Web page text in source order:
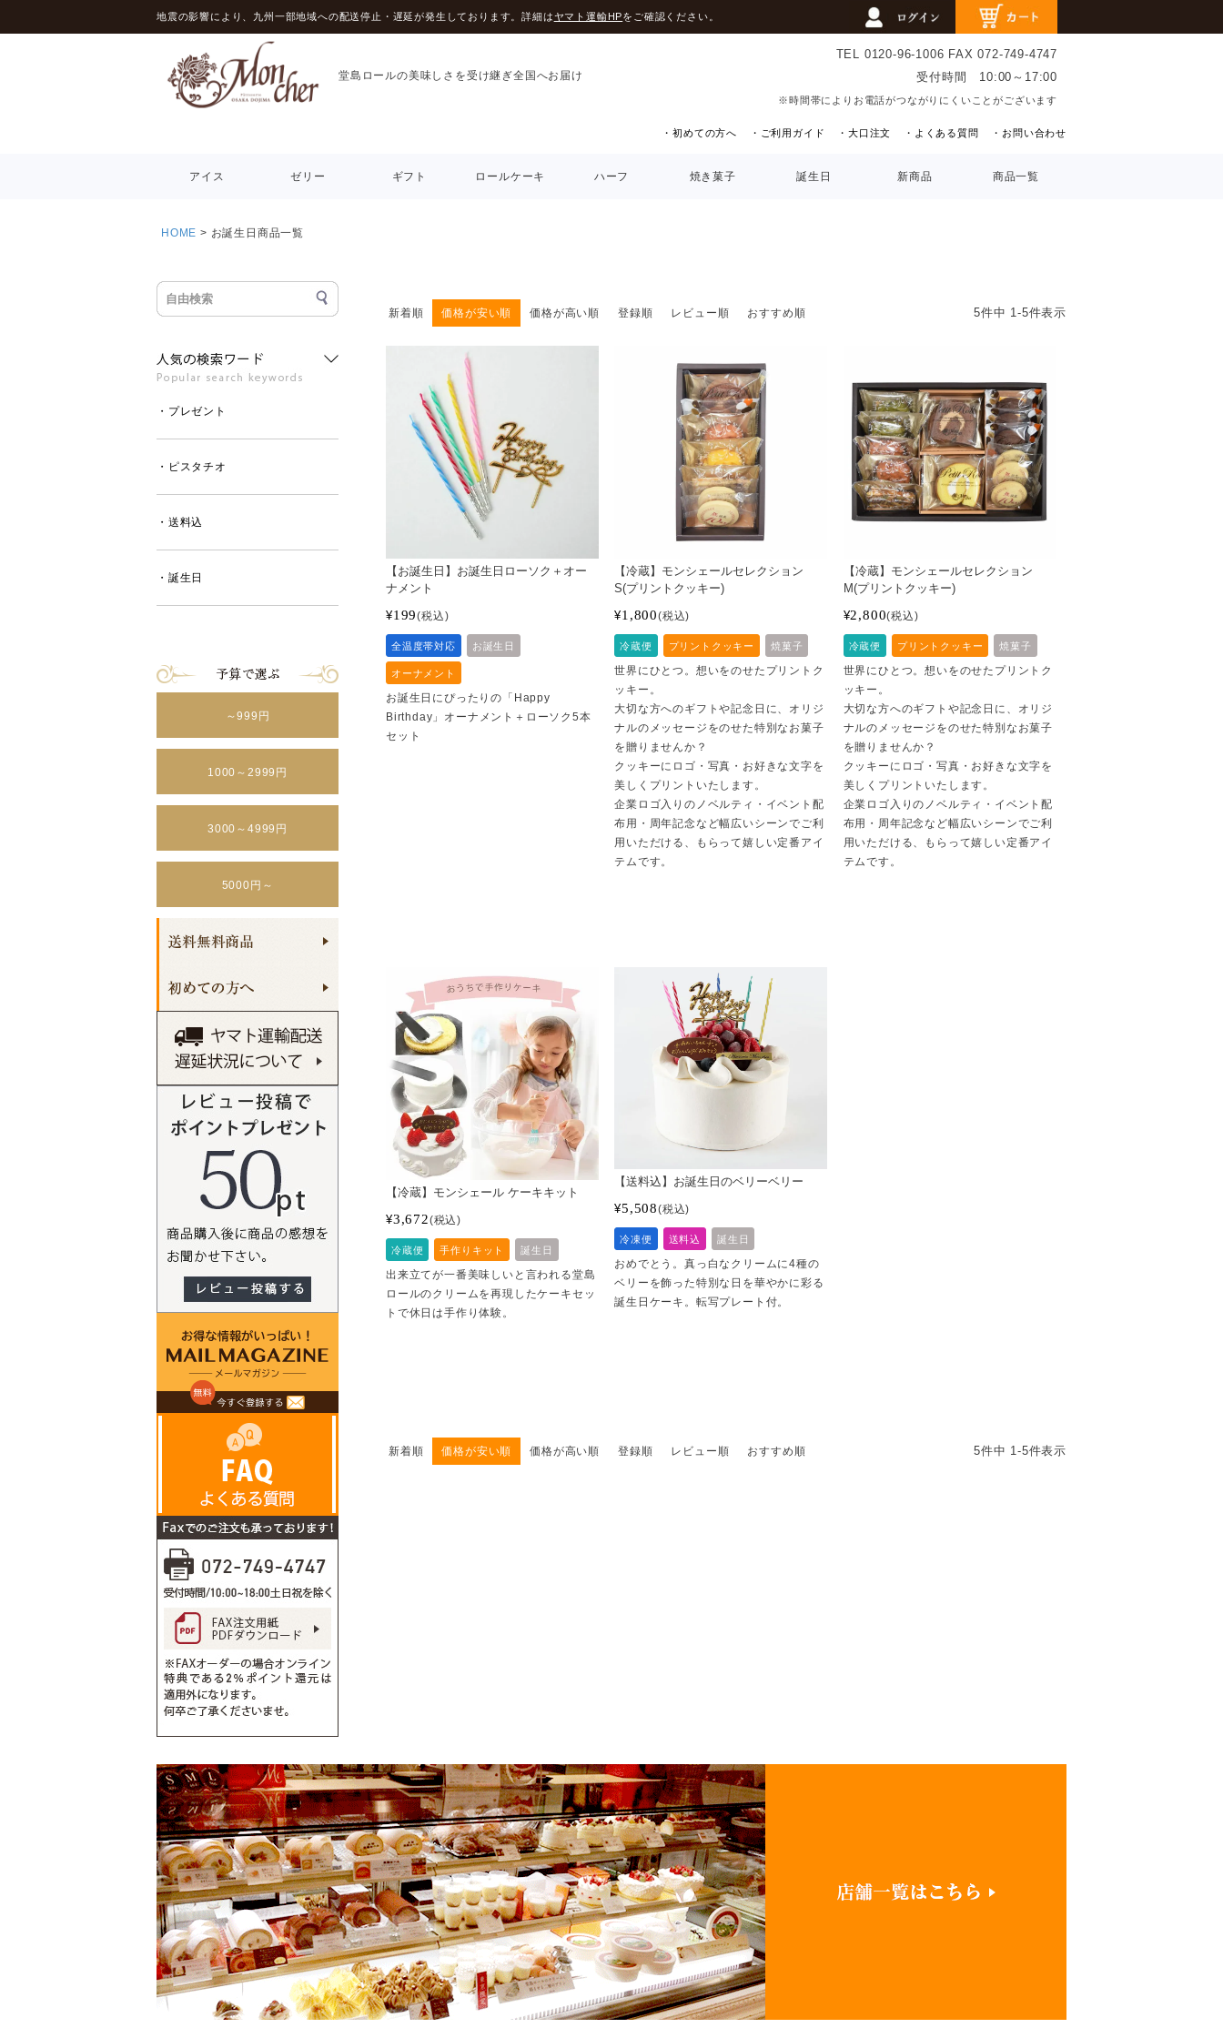
地震の影響により、九州一部地域への配送停止・遅延が発生しております。詳細はヤマト運輸HPをご確認ください。
堂島ロールの美味しさを受け継ぎ全国へお届け
TEL 0120-96-1006 FAX 072-749-4747
受付時間 10:00～17:00
※時間帯によりお電話がつながりにくいことがございます
・初めての方へ ・ご利用ガイド ・大口注文 ・よくある質問 ・お問い合わせ
アイス ゼリー ギフト ロールケーキ ハーフ 焼き菓子 誕生日 新商品 商品一覧
HOME お誕生日商品一覧
・プレゼント
・ピスタチオ
・送料込
・誕生日
～999円
1000～2999円
3000～4999円
5000円～
新着順 価格が安い順 価格が高い順 登録順 レビュー順 おすすめ順 5件中 1-5件表示
【お誕生日】お誕生日ローソク＋オー
ナメント
¥199 税込
全温度帯対応 お誕生日
オーナメント
お誕生日にぴったりの「Happy
Birthday」オーナメント＋ローソク5本
セット
【冷蔵】モンシェールセレクション
S(プリントクッキー)
¥1,800 税込
冷蔵便 プリントクッキー 焼菓子
世界にひとつ。想いをのせたプリントク
ッキー。
大切な方へのギフトや記念日に、オリジ
ナルのメッセージをのせた特別なお菓子
を贈りませんか？
クッキーにロゴ・写真・お好きな文字を
美しくプリントいたします。
企業ロゴ入りのノベルティ・イベント配
布用・周年記念など幅広いシーンでご利
用いただける、もらって嬉しい定番アイ
テムです。
【冷蔵】モンシェールセレクション
M(プリントクッキー)
¥2,800 税込
冷蔵便 プリントクッキー 焼菓子
世界にひとつ。想いをのせたプリントク
ッキー。
大切な方へのギフトや記念日に、オリジ
ナルのメッセージをのせた特別なお菓子
を贈りませんか？
クッキーにロゴ・写真・お好きな文字を
美しくプリントいたします。
企業ロゴ入りのノベルティ・イベント配
布用・周年記念など幅広いシーンでご利
用いただける、もらって嬉しい定番アイ
テムです。
【冷蔵】モンシェール ケーキキット
¥3,672 税込
冷蔵便 手作りキット 誕生日
出来立てが一番美味しいと言われる堂島
ロールのクリームを再現したケーキセッ
トで休日は手作り体験。
【送料込】お誕生日のベリーベリー
¥5,508 税込
冷凍便 送料込 誕生日
おめでとう。真っ白なクリームに4種の
ベリーを飾った特別な日を華やかに彩る
誕生日ケーキ。転写プレート付。
新着順 価格が安い順 価格が高い順 登録順 レビュー順 おすすめ順 5件中 1 -5件表示